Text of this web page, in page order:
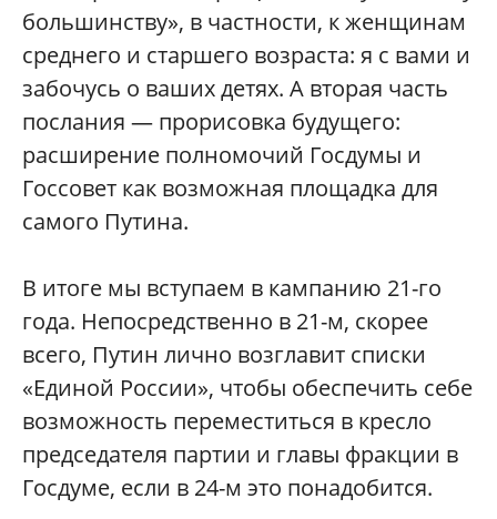
большинству», в частности, к женщинам
среднего и старшего возраста: я с вами и
забочусь о ваших детях. А вторая часть
послания — прорисовка будущего:
расширение полномочий Госдумы и
Госсовет как возможная площадка для
самого Путина.
В итоге мы вступаем в кампанию 21-го
года. Непосредственно в 21-м, скорее
всего, Путин лично возглавит списки
«Единой России», чтобы обеспечить себе
возможность переместиться в кресло
председателя партии и главы фракции в
Госдуме, если в 24-м это понадобится.